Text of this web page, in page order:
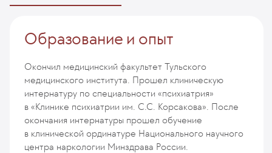
Образование и опыт
Окончил медицинский факультет Тульского
медицинского института. Прошел клиническую
интернатуру по специальности «психиатрия»
в «Клинике психиатрии им. С.С. Корсакова». После
окончания интернатуры прошел обучение
в клинической ординатуре Национального научного
центра наркологии Минздрава России.